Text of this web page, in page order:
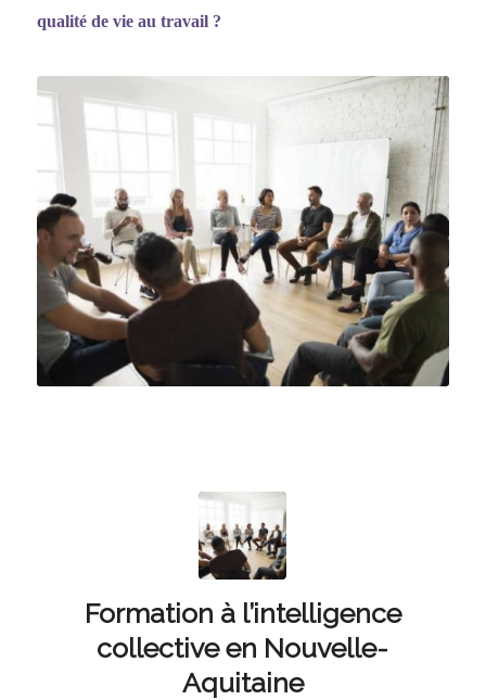
qualité de vie au travail ?
Formation à l’intelligence
collective en Nouvelle-
Aquitaine